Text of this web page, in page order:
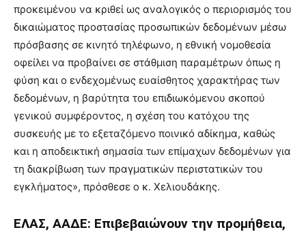
προκειμένου να κριθεί ως αναλογικός ο περιορισμός του
δικαιώματος προστασίας προσωπικών δεδομένων μέσω
πρόσβασης σε κινητό τηλέφωνο, η εθνική νομοθεσία
οφείλει να προβαίνει σε στάθμιση παραμέτρων όπως η
φύση και ο ενδεχομένως ευαίσθητος χαρακτήρας των
δεδομένων, η βαρύτητα του επιδιωκόμενου σκοπού
γενικού συμφέροντος, η σχέση του κατόχου της
συσκευής με το εξεταζόμενο ποινικό αδίκημα, καθώς
και η αποδεικτική σημασία των επίμαχων δεδομένων για
τη διακρίβωση των πραγματικών περιστατικών του
εγκλήματος», πρόσθεσε ο κ. Χελιουδάκης.
ΕΛΑΣ, ΑΑΔΕ: Επιβεβαιώνουν την προμήθεια,